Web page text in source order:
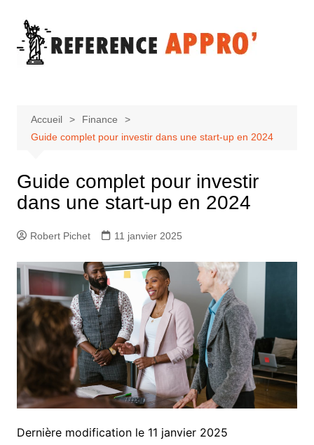
contenu
Accueil
Finance
Guide complet pour investir dans une start-up en 2024
Guide complet pour investir
dans une start-up en 2024
Robert Pichet 11 janvier 2025
Dernière modification le 11 janvier 2025